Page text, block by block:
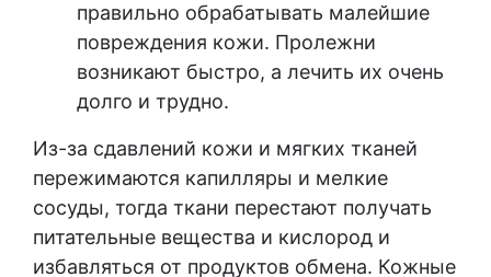
правильно обрабатывать малейшие
повреждения кожи. Пролежни
возникают быстро, а лечить их очень
долго и трудно.
Из-за сдавлений кожи и мягких тканей
пережимаются капилляры и мелкие
сосуды, тогда ткани перестают получать
питательные вещества и кислород и
избавляться от продуктов обмена. Кожные